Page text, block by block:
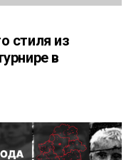
стиля из
в